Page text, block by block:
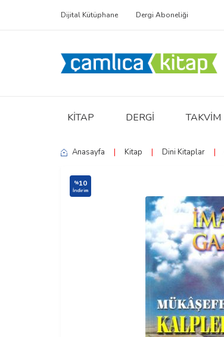
Dijital Kütüphane Dergi Aboneliği
KITAP DERGI TAKVIM
Anasayfa | Kitap | Dini Kitaplar |
%10
İndirim